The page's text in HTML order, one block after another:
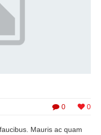
0 0
Mauris ac quam